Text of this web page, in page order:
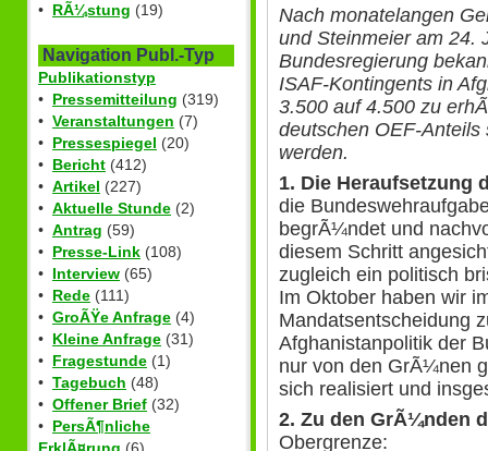
• RÃ¼stung (19)
Navigation Publ.-Typ
Publikationstyp
• Pressemitteilung (319)
• Veranstaltungen (7)
• Pressespiegel (20)
• Bericht (412)
• Artikel (227)
• Aktuelle Stunde (2)
• Antrag (59)
• Presse-Link (108)
• Interview (65)
• Rede (111)
• GroÃŸe Anfrage (4)
• Kleine Anfrage (31)
• Fragestunde (1)
• Tagebuch (48)
• Offener Brief (32)
• PersÃ¶nliche
Nach monatelangen
und Steinmeier am 24.
Bundesregierung
ISAF-Kontingents in
3.500 auf 4.500 zu
deutschen OEF-
werden.
1. Die Heraufsetzung
die
begrÃ¼ndet und
diesem Schritt
zugleich ein politisch
Im Oktober haben wir
Mandatsentscheidung
Afghanistanpolitik der
nur von den GrÃ¼nen
sich realisiert und
2. Zu den GrÃ¼nden
Obergrenze: